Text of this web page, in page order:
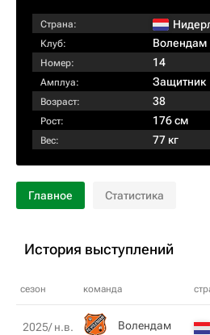
Страна:
Клуб: Волендам
Номер: 14
Амплуа: Защитник
Возраст: 38
Рост: 176 см
Вес: 77 кг
Главное Статистика
История выступлений
сезон команда
2025/ н.в. Волендам